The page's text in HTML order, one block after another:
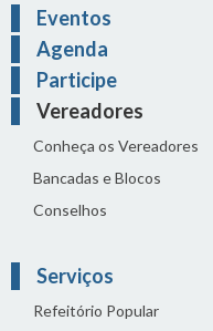
Eventos
Agenda
Participe
Vereadores
Conheça os Vereadores
Bancadas e Blocos
Conselhos
Serviços
Refeitório Popular